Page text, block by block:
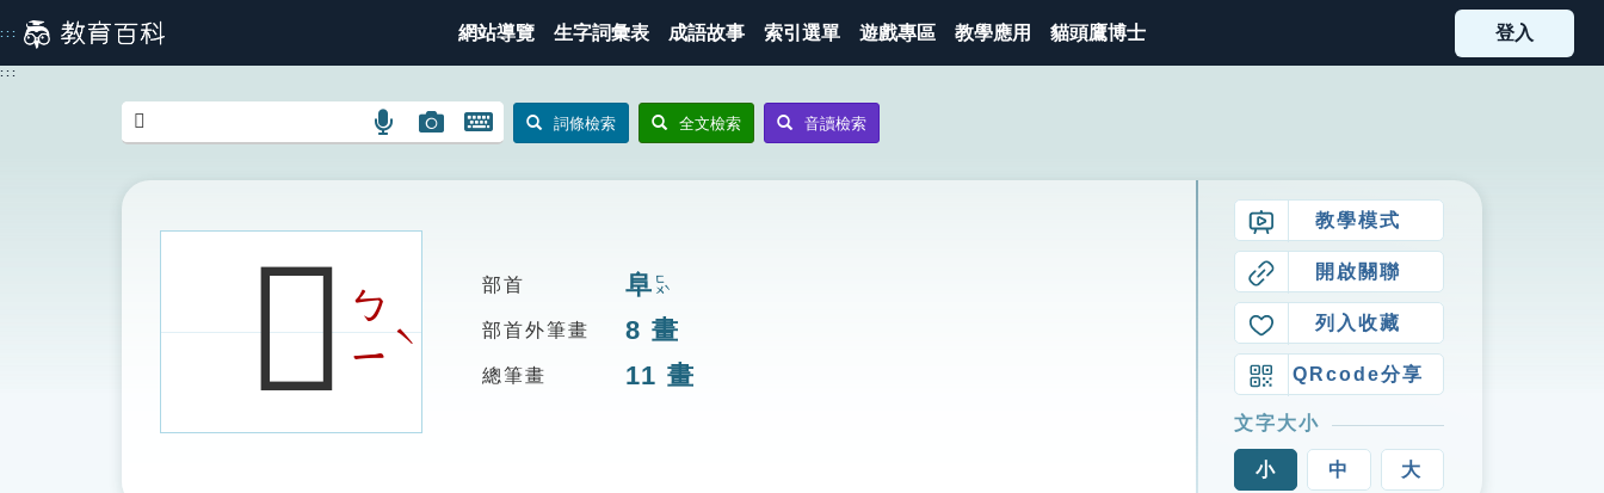
到
主
::: 網站導覽 生字詞彙表 成語故事 索引選單 遊戲專區 教學應用 貓頭鷹博士 登入
:::
語
搜
圖
圖
搜
開
鍵
詞條檢索 全文檢索 音讀檢索
𨹼ㄅ
ㄧ
ˋ
部首 阜ㄈㄨˋ
部首外筆畫 8 畫
總筆畫 11 畫
教學模式
開啟關聯
列入收藏
QRcode分享
文字大小
小 中 大